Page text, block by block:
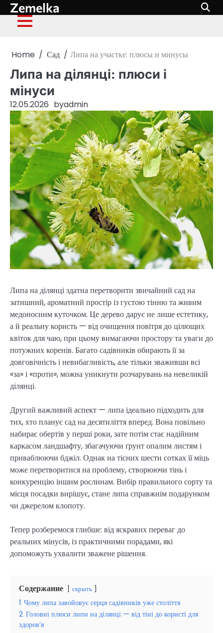
Skip
to
content
Zemelka
Home Сад Липа на участке: плюсы и минусы
Липа на ділянці: плюси і
мінуси
12.05.2026 byadmin
Липа на ділянці здатна перетворити звичайний сад на
затишний, ароматний простір із густою тінню та живим
медоносним куточком. Це дерево дарує не лише естетику,
а й реальну користь — від очищення повітря до цілющих
квіток для чаю, при цьому вимагаючи простору та уваги до
потужних коренів. Багато садівників обирають її за
довговічність і невибагливість, але тільки зваживши всі
«за» і «проти», можна уникнути розчарувань на невеликій
ділянці.
Другий важливий аспект — липа ідеально підходить для
тих, хто планує сад на десятиліття вперед. Вона повільно
набирає обертів у перші роки, зате потім стає надійним
каркасом ландшафту, збагачуючи ґрунт опалим листям і
приваблюючи бджіл. Однак на тісних шести сотках її міць
може перетворитися на проблему, створюючи тінь і
конкуренцію іншим рослинам. Вибір правильного сорту та
місця посадки вирішує, стане липа справжнім подарунком
чи джерелом клопоту.
Тепер розберемося глибше: від яскравих переваг до
реальних мінусів, із практичними порадами, які
допоможуть ухвалити зважене рішення.
Содержание скрыть
1 Чому липа завойовує серця садівників уже століття
2 Головні плюси липи на ділянці — від тіні до користі для
здоров’я